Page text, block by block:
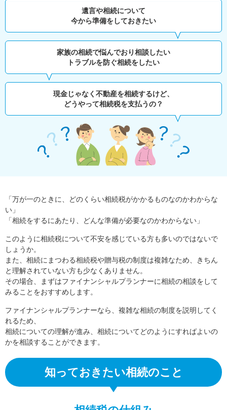
遺言や相続について
今から準備をしておきたい
家族の相続で悩んでおり相談したい
トラブルを防ぐ相続をしたい
現金じゃなく不動産を相続するけど、
どうやって相続税を支払うの？
「万が一のときに、どのくらい相続税がかかるものなのかわからな
い」
「相続をするにあたり、どんな準備が必要なのかわからない」
このように相続税について不安を感じている方も多いのではないで
しょうか。
また、相続にまつわる相続税や贈与税の制度は複雑なため、きちん
と理解されていない方も少なくありません。
その場合、まずはファイナンシャルプランナーに相続の相談をして
みることをおすすめします。
ファイナンシャルプランナーなら、複雑な相続の制度を説明してく
れるため、
相続についての理解が進み、相続についてどのようにすればよいの
かを相談することができます。
知っておきたい相続のこと